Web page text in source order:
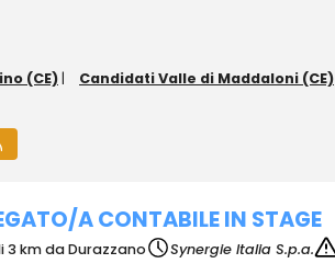
(CE) | Candidati Valle di Maddaloni (CE)
A CONTABILE IN STAGE
3 km da Durazzano
Synergie Italia S.p.a.